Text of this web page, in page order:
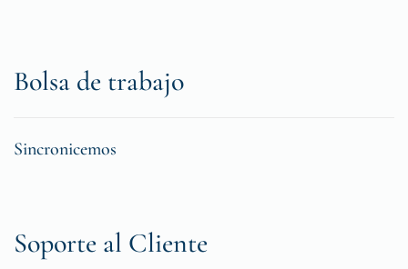
Bolsa de trabajo
Sincronicemos
Soporte al Cliente